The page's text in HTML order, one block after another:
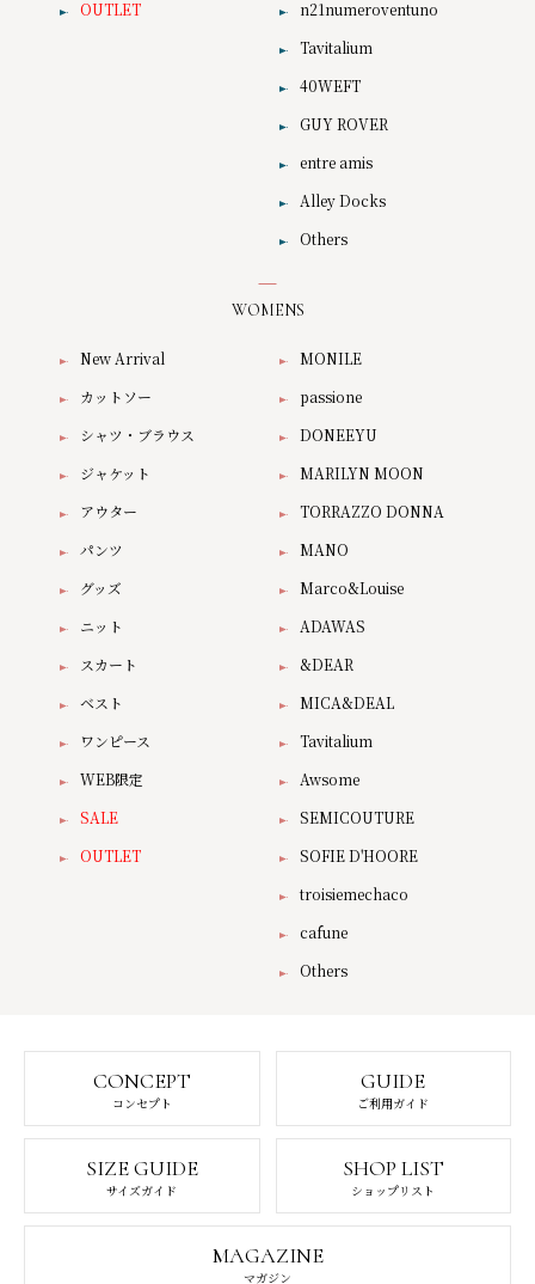
OUTLET
n21numeroventuno
Tavitalium
40WEFT
GUY ROVER
entre amis
Alley Docks
Others
WOMENS
New Arrival
カットソー
シャツ・ブラウス
ジャケット
アウター
パンツ
グッズ
ニット
スカート
ベスト
ワンピース
WEB限定
SALE
OUTLET
MONILE
passione
DONEEYU
MARILYN MOON
TORRAZZO DONNA
MANO
Marco&Louise
ADAWAS
&DEAR
MICA&DEAL
Tavitalium
Awsome
SEMICOUTURE
SOFIE D'HOORE
troisiemechaco
cafune
Others
CONCEPT
コンセプト
GUIDE
ご利用ガイド
SIZE GUIDE
サイズガイド
SHOP LIST
ショップリスト
MAGAZINE
マガジン